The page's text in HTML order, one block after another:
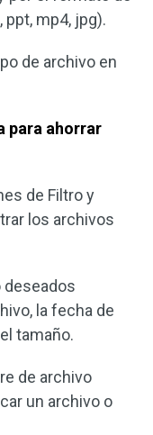
ppt, mp4, jpg).
de archivo en
para ahorrar
de Filtro y
los archivos
deseados
la fecha de
tamaño.
de archivo
un archivo o